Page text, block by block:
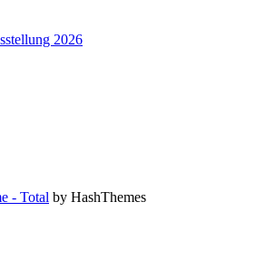
- Total by HashThemes